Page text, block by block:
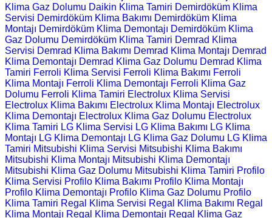
Klima Gaz Dolumu Daikin Klima Tamiri Demirdöküm Klima
Servisi Demirdöküm Klima Bakımı Demirdöküm Klima
Montajı Demirdöküm Klima Demontajı Demirdöküm Klima
Gaz Dolumu Demirdöküm Klima Tamiri Demrad Klima
Servisi Demrad Klima Bakımı Demrad Klima Montajı Demrad
Klima Demontajı Demrad Klima Gaz Dolumu Demrad Klima
Tamiri Ferroli Klima Servisi Ferroli Klima Bakımı Ferroli
Klima Montajı Ferroli Klima Demontajı Ferroli Klima Gaz
Dolumu Ferroli Klima Tamiri Electrolux Klima Servisi
Electrolux Klima Bakımı Electrolux Klima Montajı Electrolux
Klima Demontajı Electrolux Klima Gaz Dolumu Electrolux
Klima Tamiri LG Klima Servisi LG Klima Bakımı LG Klima
Montajı LG Klima Demontajı LG Klima Gaz Dolumu LG Klima
Tamiri Mitsubishi Klima Servisi Mitsubishi Klima Bakımı
Mitsubishi Klima Montajı Mitsubishi Klima Demontajı
Mitsubishi Klima Gaz Dolumu Mitsubishi Klima Tamiri Profilo
Klima Servisi Profilo Klima Bakımı Profilo Klima Montajı
Profilo Klima Demontajı Profilo Klima Gaz Dolumu Profilo
Klima Tamiri Regal Klima Servisi Regal Klima Bakımı Regal
Klima Montajı Regal Klima Demontajı Regal Klima Gaz